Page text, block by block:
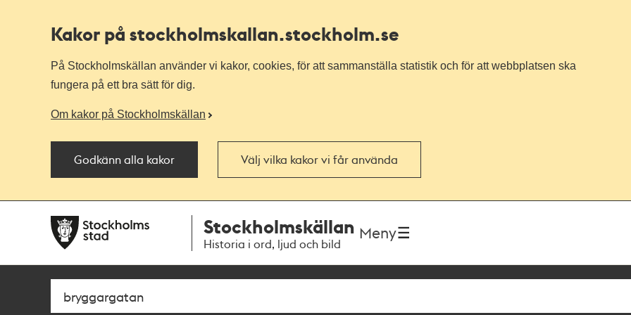
Kakor på stockholmskallan.stockholm.se
På Stockholmskällan använder vi kakor, cookies, för att sammanställa statistik och för att webbplatsen ska
fungera på ett bra sätt för dig.
Om kakor på Stockholmskällan
Godkänn alla kakor Välj vilka kakor vi får använda
navigationen
huvudinnehållet
Stockholmskällan
Historia i ord, ljud och bild
Meny
Sök